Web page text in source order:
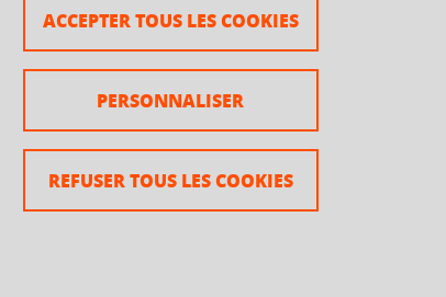
ACCEPTER TOUS LES COOKIES
REFUSER TOUS LES COOKIES
PERSONNALISER
Plan du site
Mentions légales
Crédits
Accessibilité : non conforme